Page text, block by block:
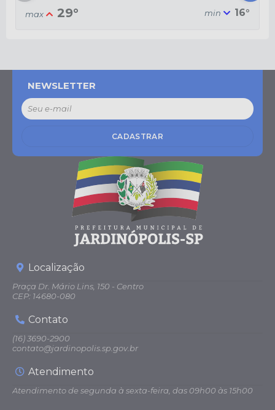
29° 16°
NEWSLETTER
CADASTRAR
Localização
Praça Dr. Mário Lins, 150 - Centro
CEP: 14680-080
Contato
(16) 3690-2900
contato@jardinopolis.sp.gov.br
Atendimento
Atendimento de segunda à sexta-feira, das 09h00 às 15h00